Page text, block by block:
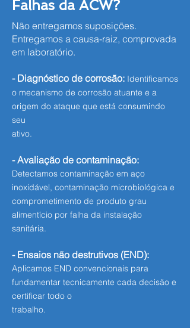
Falhas da ACW?
Não entregamos suposições.
Entregamos a causa-raiz, comprovada
em laboratório.
- Diagnóstico de corrosão: Identificamos
o mecanismo de corrosão atuante e a
origem do ataque que está consumindo
seu
ativo.
- Avaliação de contaminação:
Detectamos contaminação em aço
inoxidável, contaminação microbiológica e
comprometimento de produto grau
alimentício por falha da instalação
sanitária.
- Ensaios não destrutivos (END):
Aplicamos END convencionais para
fundamentar tecnicamente cada decisão e
certificar todo o
trabalho.